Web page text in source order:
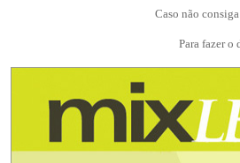
Caso não
Para fazer